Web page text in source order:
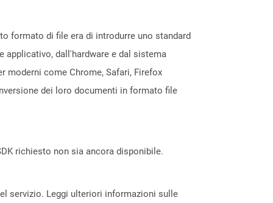
formato di file era di introdurre uno standard
applicativo, dall'hardware e dal sistema
moderni come Chrome, Safari, Firefox
dei loro documenti in formato file
richiesto non sia ancora disponibile.
servizio. Leggi ulteriori informazioni sulle